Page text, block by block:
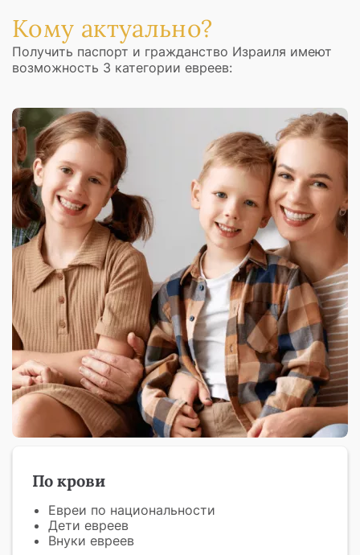
Кому актуально?
Получить паспорт и гражданство Израиля имеют
возможность 3 категории евреев:
По крови
Евреи по национальности
Дети евреев
Внуки евреев